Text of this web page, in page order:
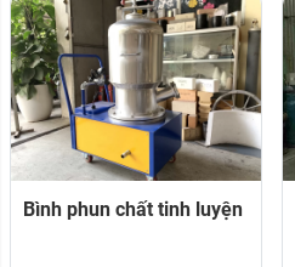
Bình phun chất tinh luyện